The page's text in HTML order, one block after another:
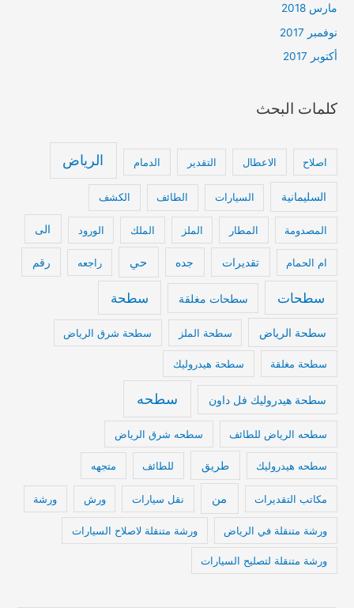
مارس 2018
نوفمبر 2017
أكتوبر 2017
كلمات البحث
اصلاح الاعطال التقدير الدمام الرياض
السليمانية السيارات الطائف الكشف
المصدومة المطار الملز الملك الورود الى
ام الحمام تقديرات جده حي راجعه رقم
سطحات سطحات مغلقة سطحة
سطحة الرياض سطحة الملز سطحة شرق الرياض
سطحة مغلقة سطحة هيدروليك
سطحة هيدروليك فل داون سطحه
سطحه الرياض للطائف سطحه شرق الرياض
سطحه هيدروليك طريق للطائف متجهه
مكاتب التقديرات من نقل سيارات ورش ورشة
ورشة متنقلة في الرياض ورشة متنقلة لاصلاح السيارات
ورشة متنقلة لتصليح السيارات